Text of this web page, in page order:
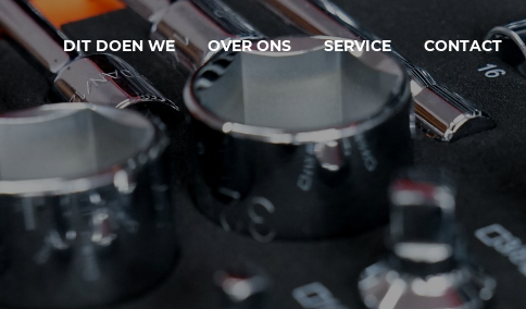
DIT DOEN WE OVER ONS SERVICE CONTACT